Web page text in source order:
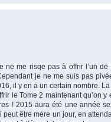
ne me risqe pas à offrir l’un
je ne me suis pas
il y en a un certain nombre.
le Tome 2 maintenant qu’on y
! 2015 aura été une année
être mère un jour, en